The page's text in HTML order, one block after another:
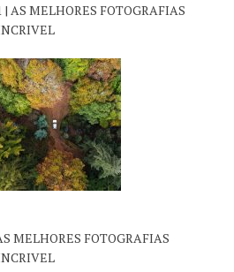
| AS MELHORES FOTOGRAFIAS
MELHORES FOTOGRAFIAS